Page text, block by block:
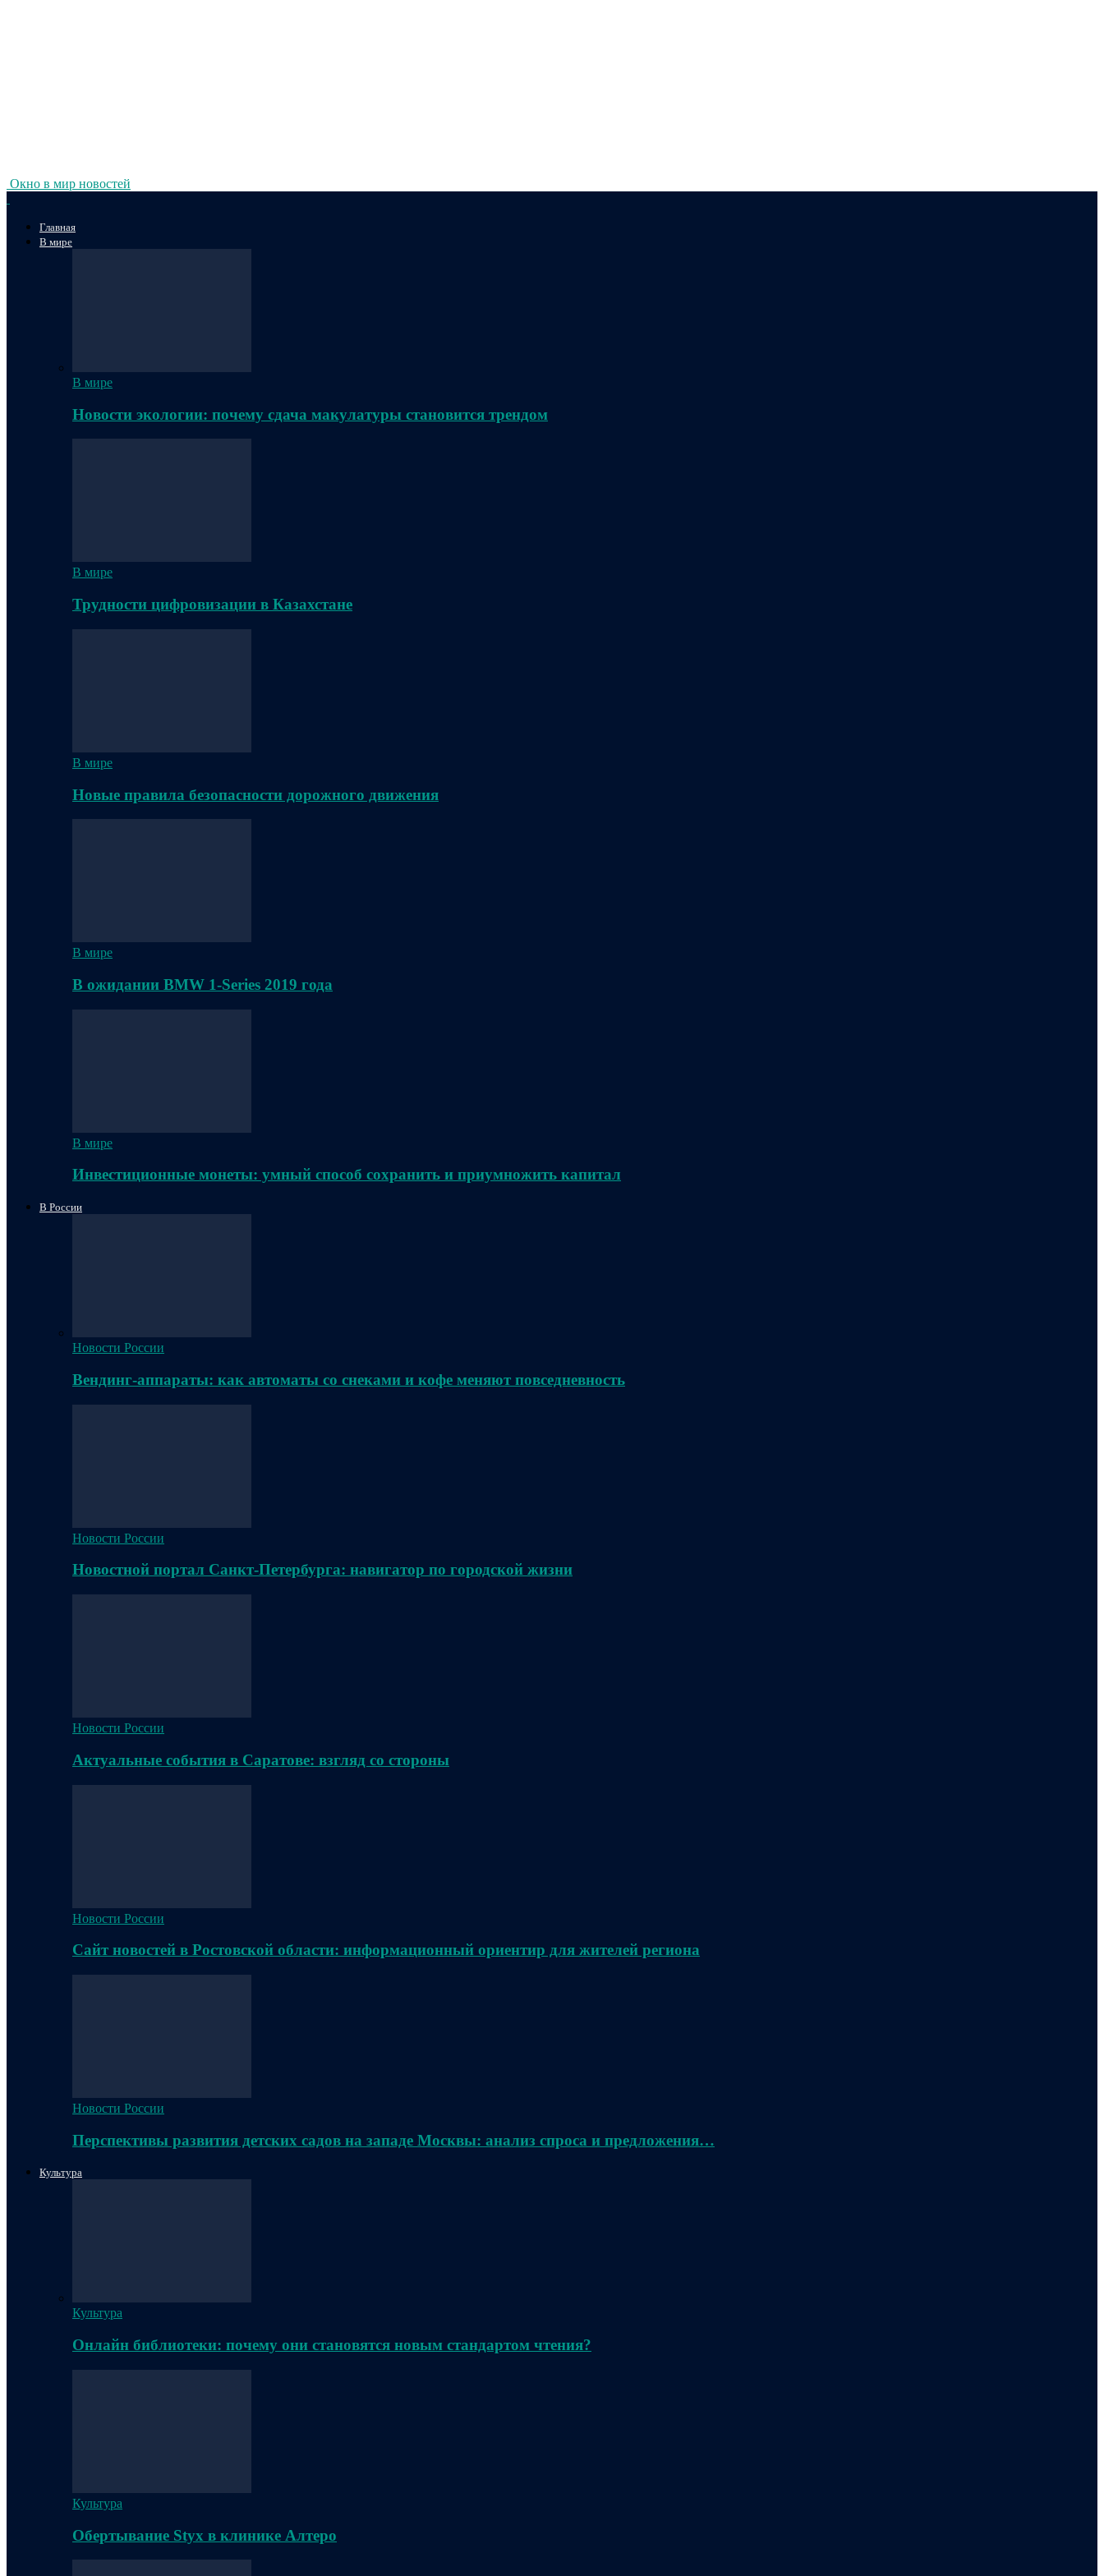
Окно в мир новостей
Главная
В мире
В мире
Новости экологии: почему сдача макулатуры становится трендом
В мире
Трудности цифровизации в Казахстане
В мире
Новые правила безопасности дорожного движения
В мире
В ожидании BMW 1-Series 2019 года
В мире
Инвестиционные монеты: умный способ сохранить и приумножить капитал
В России
Новости России
Вендинг-аппараты: как автоматы со снеками и кофе меняют повседневность
Новости России
Новостной портал Санкт-Петербурга: навигатор по городской жизни
Новости России
Актуальные события в Саратове: взгляд со стороны
Новости России
Сайт новостей в Ростовской области: информационный ориентир для жителей региона
Новости России
Перспективы развития детских садов на западе Москвы: анализ спроса и предложения…
Культура
Культура
Онлайн библиотеки: почему они становятся новым стандартом чтения?
Культура
Обертывание Styx в клинике Алтеро